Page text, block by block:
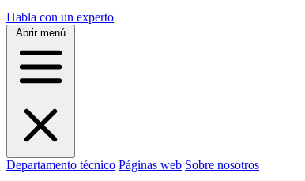
Habla con un experto
Abrir menú
Departamento técnico Páginas web Sobre nosotros